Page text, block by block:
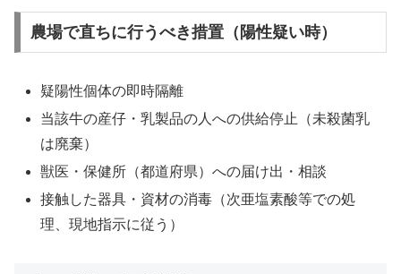
農場で直ちに行うべき措置（陽性疑い時）
疑陽性個体の即時隔離
当該牛の産仔・乳製品の人への供給停止（未殺菌乳
は廃棄）
獣医・保健所（都道府県）への届け出・相談
接触した器具・資材の消毒（次亜塩素酸等での処
理、現地指示に従う）